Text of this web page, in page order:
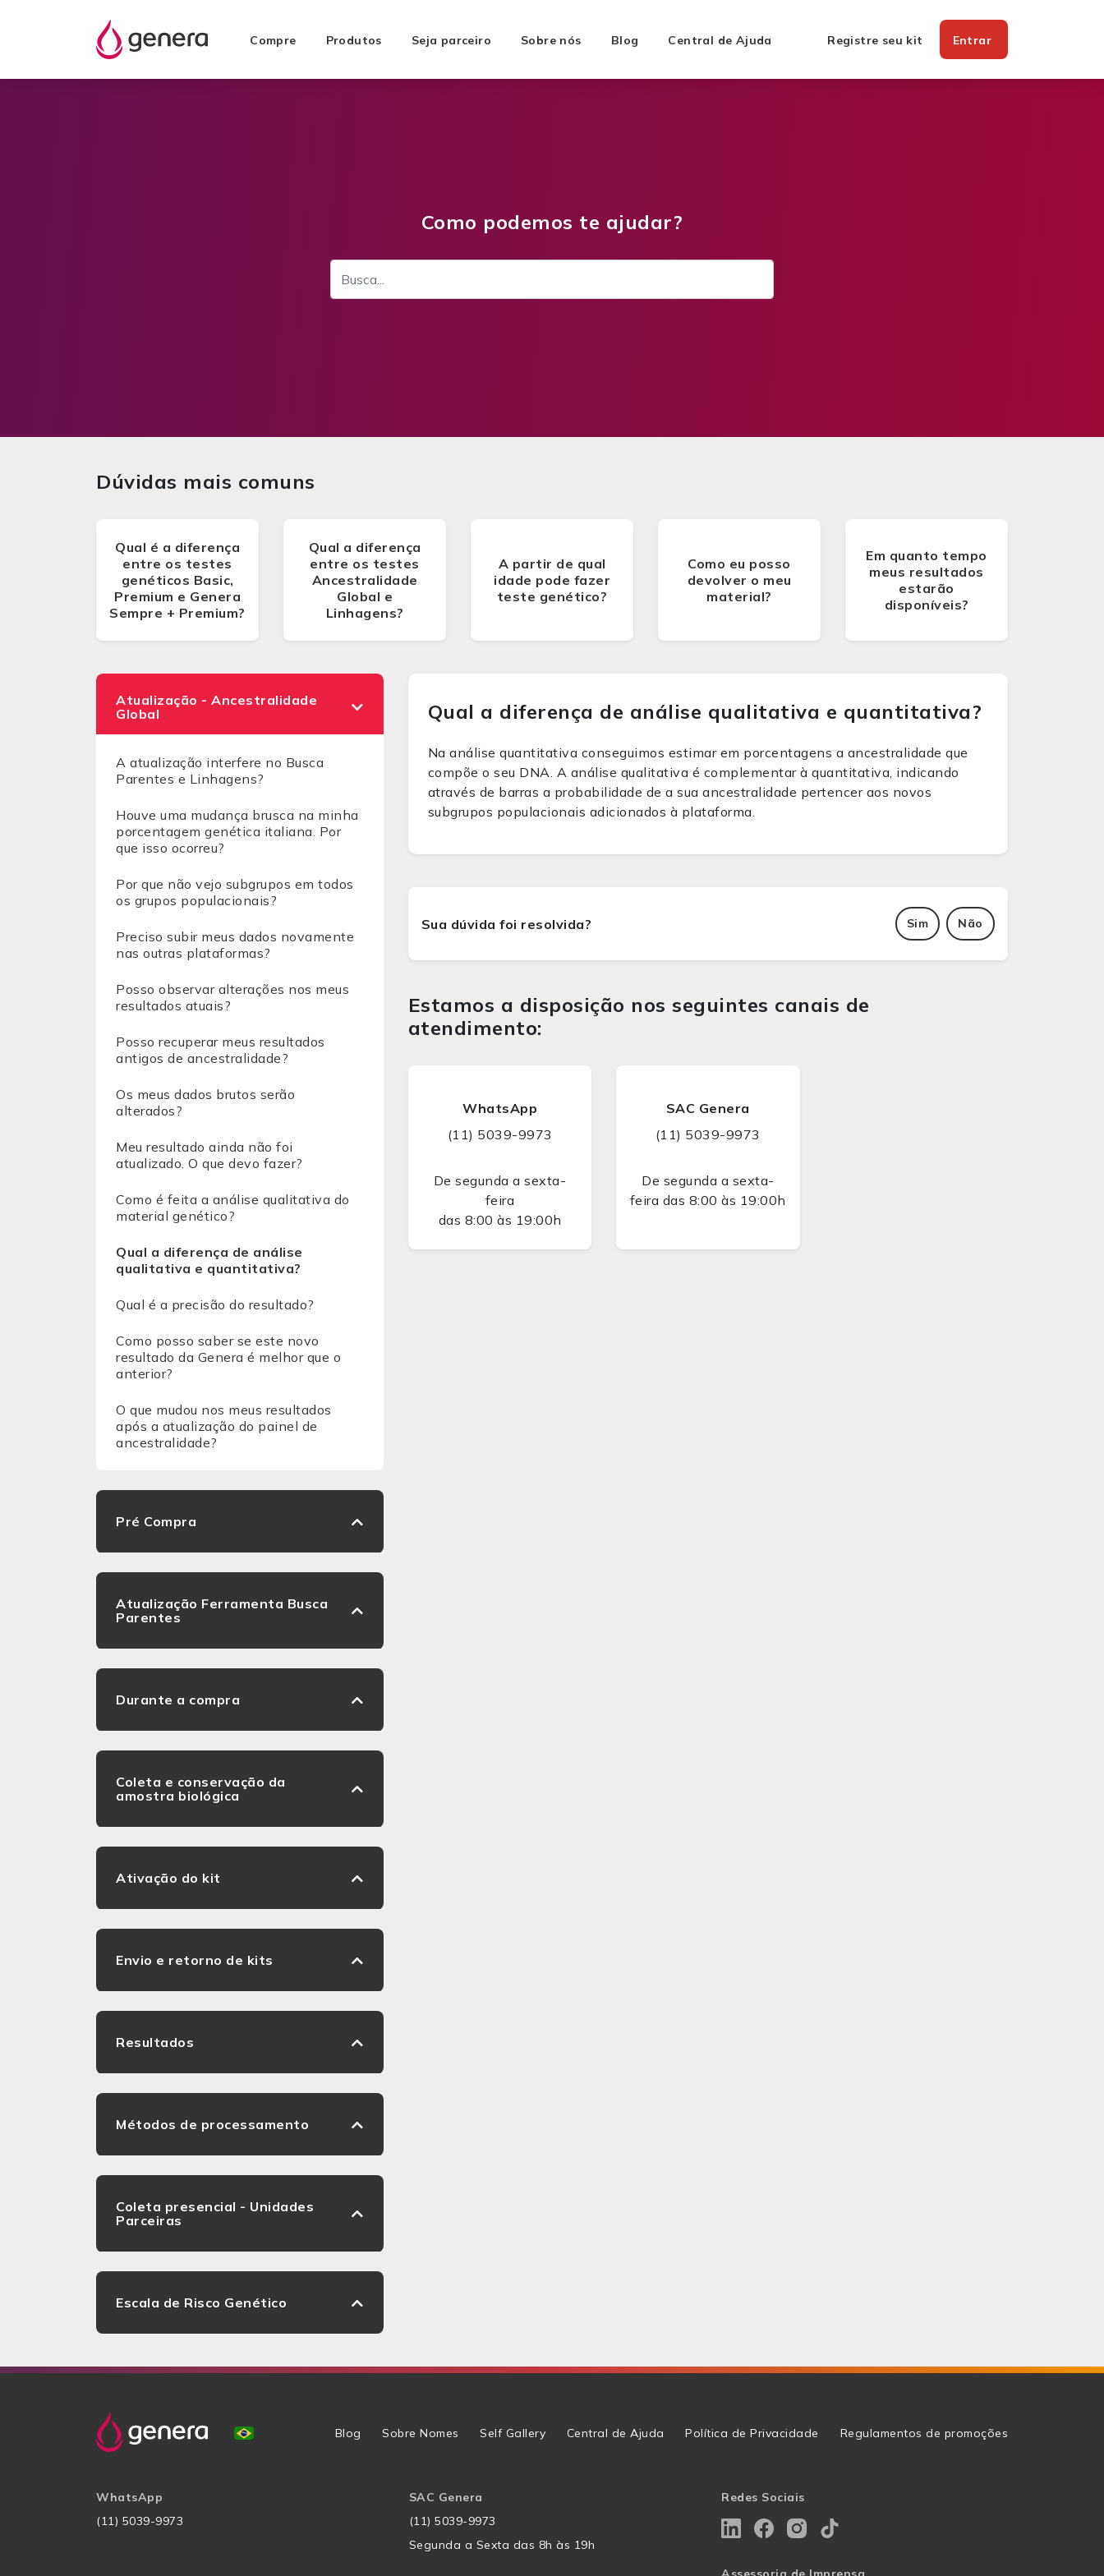
Compre Produtos Seja parceiro Sobre nós Blog Central de Ajuda Registre seu kit Entrar
Como podemos te ajudar?
Dúvidas mais comuns
Qual é a diferença
entre os testes
genéticos Basic,
Premium e Genera
Sempre + Premium?
Qual a diferença
entre os testes
Ancestralidade
Global e
Linhagens?
A partir de qual
idade pode fazer
teste genético?
Como eu posso
devolver o meu
material?
Em quanto tempo
meus resultados
estarão
disponíveis?
Atualização - Ancestralidade
Global
A atualização interfere no Busca
Parentes e Linhagens?
Houve uma mudança brusca na minha
porcentagem genética italiana. Por
que isso ocorreu?
Por que não vejo subgrupos em todos
os grupos populacionais?
Preciso subir meus dados novamente
nas outras plataformas?
Posso observar alterações nos meus
resultados atuais?
Posso recuperar meus resultados
antigos de ancestralidade?
Os meus dados brutos serão
alterados?
Meu resultado ainda não foi
atualizado. O que devo fazer?
Como é feita a análise qualitativa do
material genético?
Qual a diferença de análise
qualitativa e quantitativa?
Qual é a precisão do resultado?
Como posso saber se este novo
resultado da Genera é melhor que o
anterior?
O que mudou nos meus resultados
após a atualização do painel de
ancestralidade?
Pré Compra
Atualização Ferramenta Busca
Parentes
Durante a compra
Coleta e conservação da
amostra biológica
Ativação do kit
Envio e retorno de kits
Resultados
Métodos de processamento
Coleta presencial - Unidades
Parceiras
Escala de Risco Genético
Qual a diferença de análise qualitativa e quantitativa?
Na análise quantitativa conseguimos estimar em porcentagens a ancestralidade que
compõe o seu DNA. A análise qualitativa é complementar à quantitativa, indicando
através de barras a probabilidade de a sua ancestralidade pertencer aos novos
subgrupos populacionais adicionados à plataforma.
Sim Não
Estamos a disposição nos seguintes canais de
atendimento:
WhatsApp
(11) 5039-9973
De segunda a sexta-
feira
das 8:00 às 19:00h
SAC Genera
(11) 5039-9973
De segunda a sexta-
feira das 8:00 às 19:00h
Blog Sobre Nomes Self Gallery Central de Ajuda Política de Privacidade Regulamentos de promoções
WhatsApp
(11) 5039-9973
SAC Genera
(11) 5039-9973
Segunda a Sexta das 8h às 19h
Redes Sociais